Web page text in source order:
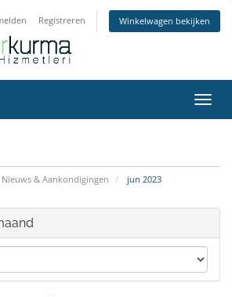
Registreren Winkelwagen bekijken
in-/
Nieuws & Aankondigingen jun 2023